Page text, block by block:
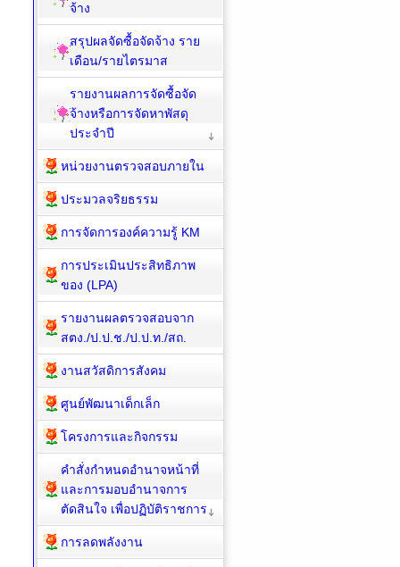
จ้าง
สรุปผลจัดซื้อจัดจ้าง ราย
เดือน/รายไตรมาส
รายงานผลการจัดซื้อจัด
จ้างหรือการจัดหาพัสดุ
ประจำปี
หน่วยงานตรวจสอบภายใน
ประมวลจริยธรรม
การจัดการองค์ความรู้ KM
การประเมินประสิทธิภาพ
ของ (LPA)
รายงานผลตรวจสอบจาก
สตง./ป.ป.ช./ป.ป.ท./สถ.
งานสวัสดิการสังคม
ศูนย์พัฒนาเด็กเล็ก
โครงการและกิจกรรม
คำสั่งกำหนดอำนาจหน้าที่
และการมอบอำนาจการ
ตัดสินใจ เพื่อปฏิบัติราชการ
การลดพลังงาน